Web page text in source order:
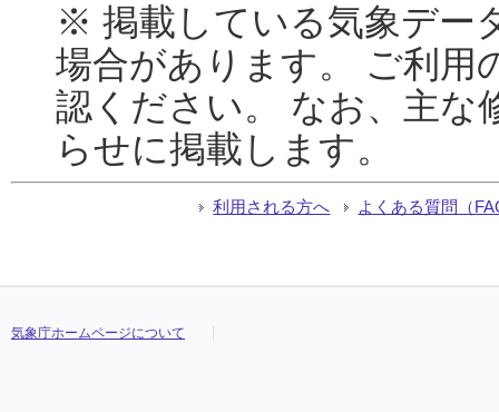
※ 掲載している気象デー
場合があります。 ご利用
認ください。 なお、主な
らせに掲載します。
利用される方へ よくある質問（
気象庁ホームページについて